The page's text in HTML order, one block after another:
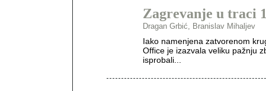
Zagrevanje u traci
Dragan Grbić, Branislav Mihaljev
Iako namenjena zatvorenom
Office je izazvala veliku pažnju
isprobali...